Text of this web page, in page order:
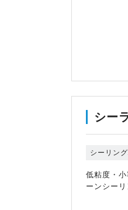
シー
シーリン
低粘度・
ーンシーリ